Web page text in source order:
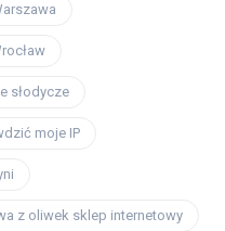
słodycze
moje IP
z oliwek sklep internetowy